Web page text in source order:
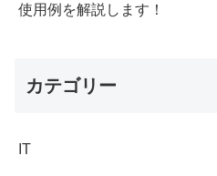
使用例を解説します！
カテゴリー
IT